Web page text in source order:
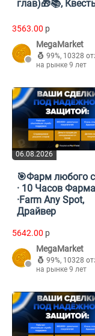
глав)🎁📚,
3563.00 p
MegaMarket
99%, 10328
на рынке 9 лет
06.08.2026
🎯Фарм любого
· 10 Часов
·Farm Any Spot,
Драйвер
5642.00 p
MegaMarket
99%, 10328
на рынке 9 лет